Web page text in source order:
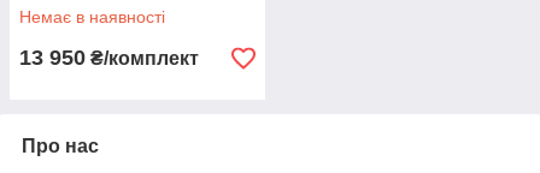
Немає в наявності
13 950 ₴/комплект
Про нас